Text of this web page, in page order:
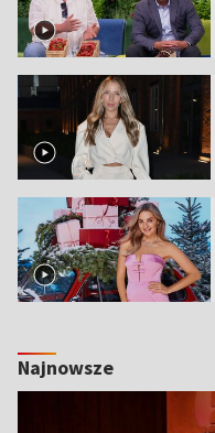
Najnowsze